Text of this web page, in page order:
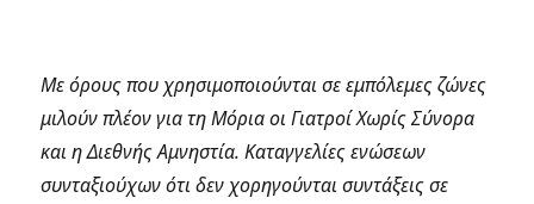
Με όρους που χρησιμοποιούνται σε εμπόλεμες ζώνες
μιλούν πλέον για τη Μόρια οι Γιατροί Χωρίς Σύνορα
και η Διεθνής Αμνηστία. Καταγγελίες ενώσεων
συνταξιούχων ότι δεν χορηγούνται συντάξεις σε